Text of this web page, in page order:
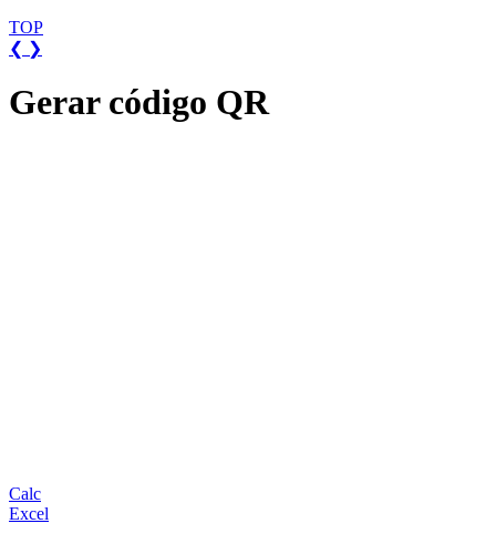
TOP
❮ ❯
Gerar código QR
Calc
Excel